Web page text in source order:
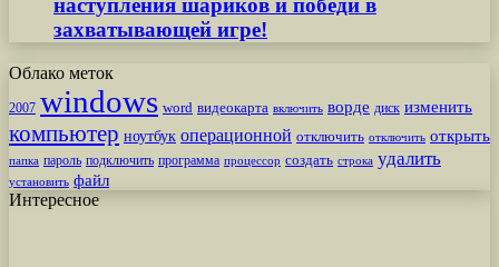
наступления шариков и победи в
захватывающей игре!
Облако меток
2007 windows word видеокарта включить ворде диск изменить
компьютер ноутбук операционной отключить отключить открыть
папка пароль подключить программа процессор создать строка удалить
установить файл
Интересное